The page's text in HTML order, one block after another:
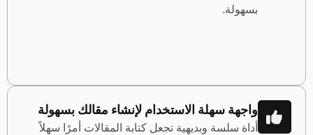
بسهولة.
واجهة سهلة الاستخدام لإنشاء مقالك بسهولة
أداة سلسة وبديهية تجعل كتابة المقالات أمرًا سهلاً